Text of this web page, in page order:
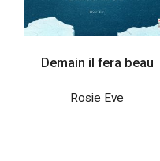
Demain il fera beau
Rosie Eve